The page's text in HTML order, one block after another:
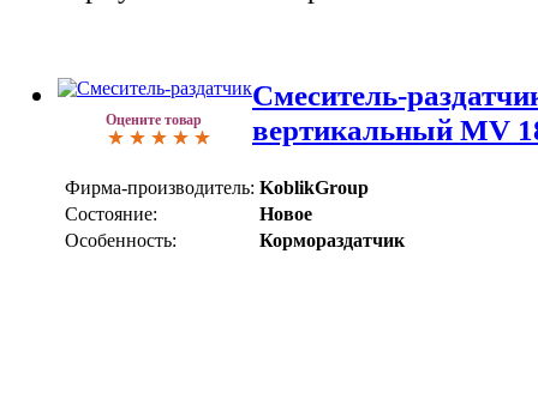
Оцените товар
Смеситель-
вертикальный MV
Фирма-производитель: KoblikGroup
Состояние:
Новое
Особенность:
Кормораздатчик